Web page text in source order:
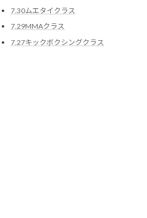
7.30ムエタイクラス
7.29MMAクラス
7.27キックボクシングクラス